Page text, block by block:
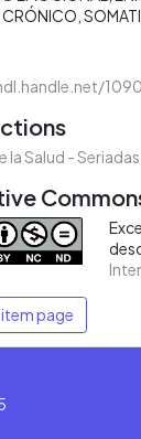
la Salud - Seriadas
item page